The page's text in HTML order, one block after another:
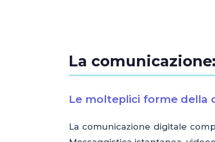
La
Le molteplici forme della
La comunicazione digitale